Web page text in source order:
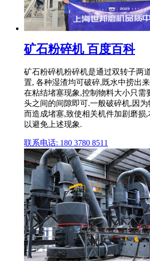
矿石粉碎机 百度百科
矿石粉碎机粉碎机是通过双转子两
置, 各种湿渣均可破碎,既水中捞出
在粘结堵塞现象,控制物料大小只需
头之间的间隙即可.一般破碎机,因
而造成堵塞,致使相关机件加剧磨损
以避免上述现象.
联系电话: 180 3780 8511